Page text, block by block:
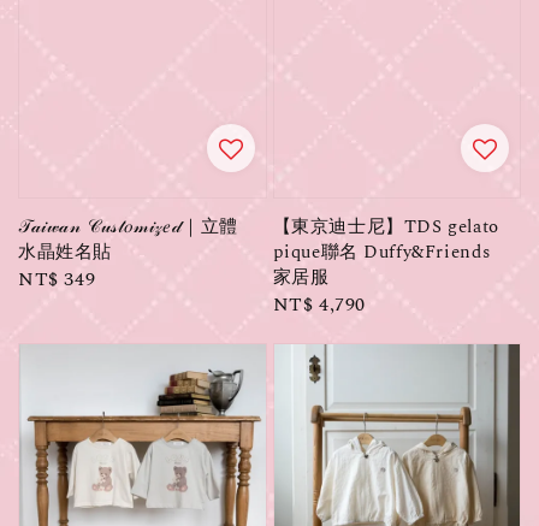
𝒯𝒶𝒾𝓌𝒶𝓃 𝒞𝓊𝓈𝓉𝑜𝓂𝒾𝓏𝑒𝒹｜立體
水晶姓名貼
Regular
NT$ 349
【東京迪士尼】TDS gelato
pique聯名 Duffy&Friends
家居服
Regular
NT$ 4,790